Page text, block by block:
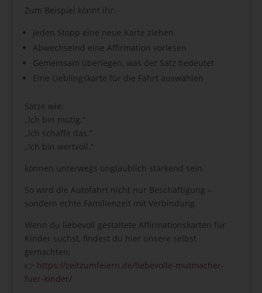
Zum Beispiel könnt ihr:
Jeden Stopp eine neue Karte ziehen
Abwechselnd eine Affirmation vorlesen
Gemeinsam überlegen, was der Satz bedeutet
Eine Lieblingskarte für die Fahrt auswählen
Sätze wie:
„Ich bin mutig.“
„Ich schaffe das.“
„Ich bin wertvoll.“
können unterwegs unglaublich stärkend sein.
So wird die Autofahrt nicht nur Beschäftigung –
sondern echte Familienzeit mit Verbindung.
Wenn du liebevoll gestaltete Affirmationskarten für
Kinder suchst, findest du hier unsere selbst
gemachten:
👉 https://zeitzumfeiern.de/liebevolle-mutmacher-
fuer-kinder/